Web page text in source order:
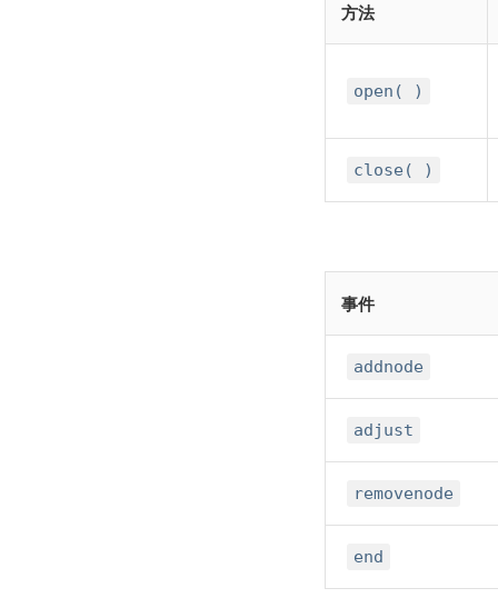
方法
open( )
close( )
事件
addnode
adjust
removenode
end